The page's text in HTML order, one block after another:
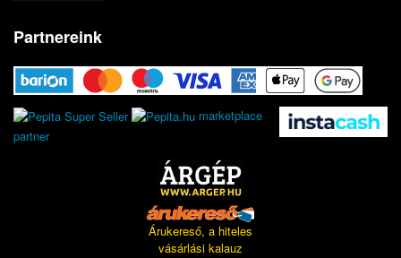
Partnereink
marketplace
partner
Árukereső, a hiteles
vásárlási kalauz